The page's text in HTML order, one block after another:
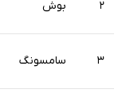
۲ بوش
۳ سامسونگ